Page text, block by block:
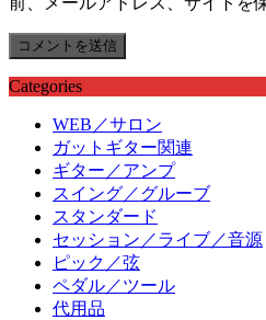
Categories
WEB／サロン
ガットギター関連
ギター／アンプ
スイング／グルーブ
スタンダード
セッション／ライブ／音源
ピック／弦
ペダル／ツール
代用品